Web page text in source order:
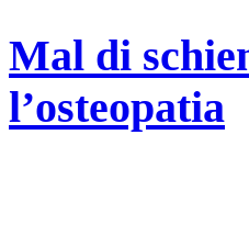
Mal di
l’osteopatia